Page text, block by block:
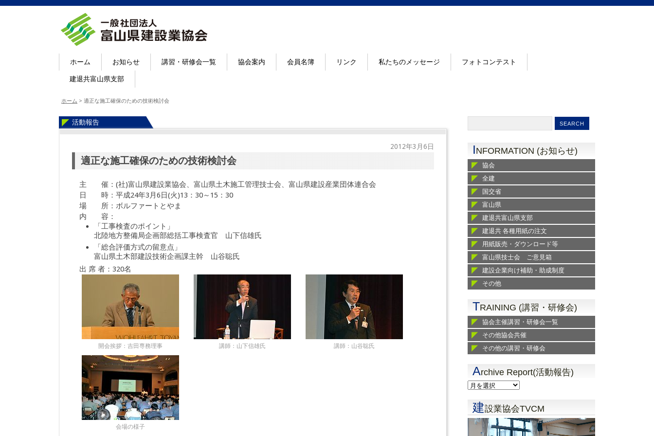
ホーム お知らせ 講習・研修会一覧 協会案内 会員名簿 リンク 私たちのメッセージ フォトコンテスト
建退共富山県支部
ホーム > 適正な施工確保のための技術検討会
活動報告
2012年3月6日
適正な施工確保のための技術検討会
主 催：(社)富山県建設業協会、富山県土木施工管理技士会、富山県建設産業団体連合会
日 時：平成24年3月6日(火)13：30～15：30
場 所：ボルファートとやま
内 容：
「工事検査のポイント」
北陸地方整備局企画部総括工事検査官 山下信雄氏
「総合評価方式の留意点」
富山県土木部建設技術企画課主幹 山谷聡氏
出 席 者：320名
開会挨拶：吉田専務理事 講師：山下信雄氏 講師：山谷聡氏
会場の様子
INFORMATION (お知らせ)
協会
全建
国交省
富山県
建退共富山県支部
建退共 各種用紙の注文
用紙販売・ダウンロード等
富山県技士会 ご意見箱
建設企業向け補助・助成制度
その他
TRAINING (講習・研修会)
協会主催講習・研修会一覧
その他協会共催
その他の講習・研修会
Archive Report(活動報告)
建設業協会TVCM